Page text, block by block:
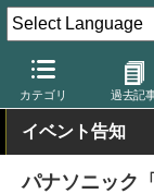
カテゴリ 過去記
デジカメ Watch カ
イベント告知
パナソニック